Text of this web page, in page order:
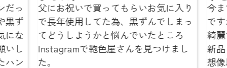
で買ってもらいお気に入り
してた為、黒ずんでしまっ
うかと悩んでいたところ
鞄色屋さんを見つけまし
今までも鞄を修理に出
ですが、どこのお店よ
綺麗でびっくりしまし
新品と変わらないよう